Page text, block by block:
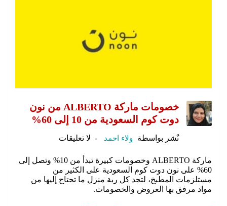
خصومات ماركة ALBERTO من نون
دوت كوم السعودية من 10 إلى 60%
نٌشر بواسطة ولاء احمد لا تعليقات
ماركة ALBERTO وخصومات كبيرة تبدأ من 10% وتصل إلى
60% على نون دوت كوم السعودية على الكثير من
مستلزمات المطبخ، لتجد كل ربة منزل ما تحتاج إليها من
مواد مرفق بها العروض والخصومات.